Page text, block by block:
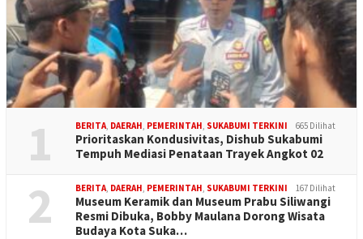
1 BERITA, DAERAH, PEMERINTAH, SUKABUMI TERKINI 665 Dilihat
Prioritaskan Kondusivitas, Dishub Sukabumi
Tempuh Mediasi Penataan Trayek Angkot 02
2 BERITA, DAERAH, PEMERINTAH, SUKABUMI TERKINI 167 Dilihat
Museum Keramik dan Museum Prabu Siliwangi
Resmi Dibuka, Bobby Maulana Dorong Wisata
Budaya Kota Suka…